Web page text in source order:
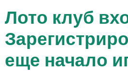
Лото клуб
еще начало